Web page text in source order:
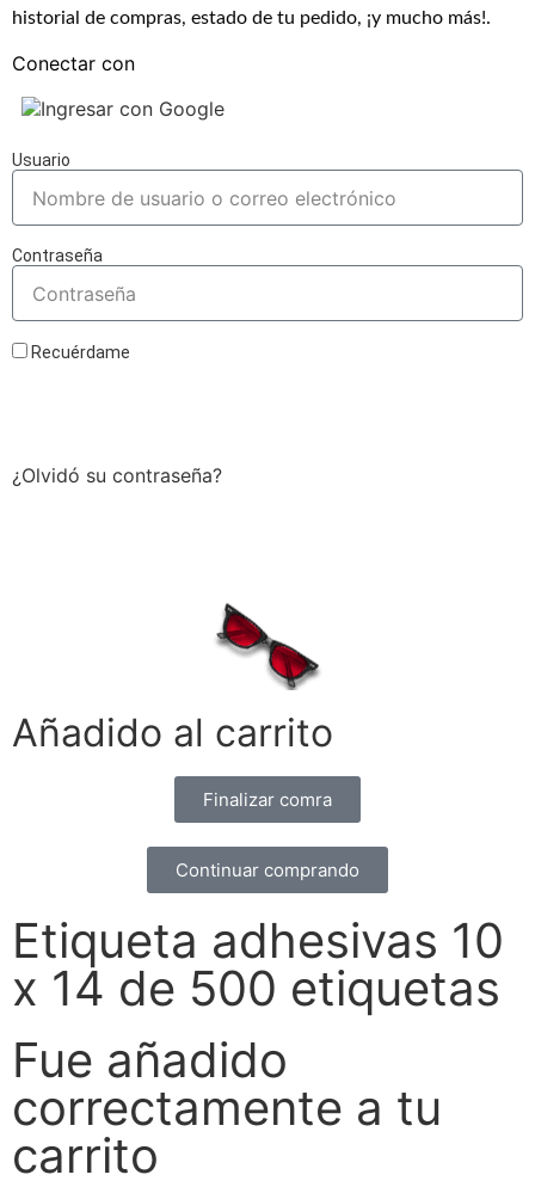
historial de compras, estado de tu pedido, ¡y mucho más!.
Conectar con
Ingresar con Google
Usuario
Contraseña
Recuérdame
¿Olvidó su contraseña?
Añadido al carrito
Finalizar comra
Continuar comprando
Etiqueta adhesivas 10
x 14 de 500 etiquetas
Fue añadido
correctamente a tu
carrito